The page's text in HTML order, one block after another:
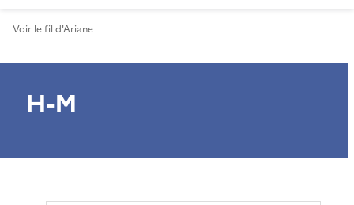
Voir le fil d'Ariane
H-M